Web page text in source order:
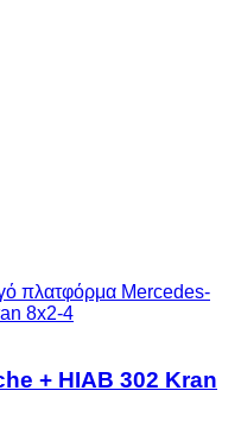
πλατφόρμα Mercedes-
8x2-4
+ HIAB 302 Kran